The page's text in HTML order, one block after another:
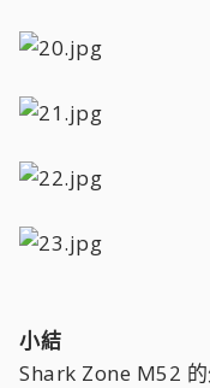
小結
Shark Zone M52